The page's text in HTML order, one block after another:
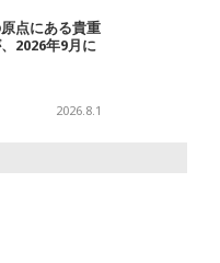
点にある貴重
2026年9月に
2026.8.1